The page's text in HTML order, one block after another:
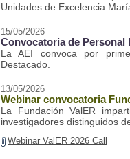
Unidades de Excelencia
15/05/2026
Convocatoria de Personal
La AEI convoca por
Destacado.
13/05/2026
Webinar convocatoria
La Fundación ValER
investigadores distinguidos
Webinar ValER 2026 Call